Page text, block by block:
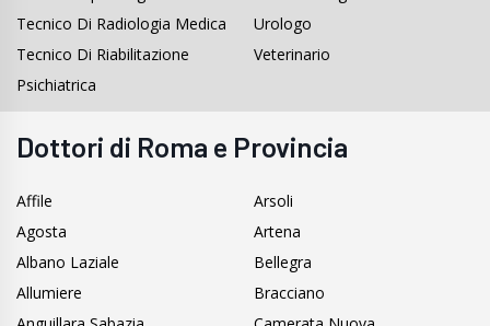
Tecnico Di Radiologia Medica
Tecnico Di Riabilitazione
Psichiatrica
Urologo
Veterinario
Dottori di Roma e Provincia
Affile
Agosta
Albano Laziale
Allumiere
Arsoli
Artena
Bellegra
Bracciano